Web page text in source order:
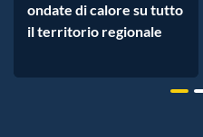
ondate di calore su tutto
il territorio regionale